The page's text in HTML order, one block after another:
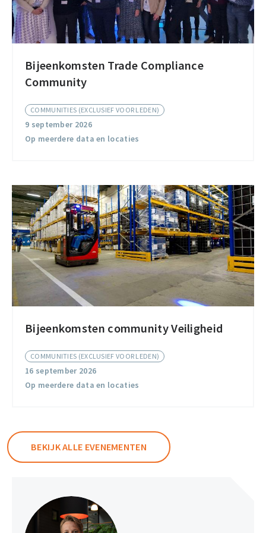
Bijeenkomsten Trade Compliance
Community
COMMUNITIES (EXCLUSIEF VOOR LEDEN)
9 september 2026
Op meerdere data en locaties
Bijeenkomsten
Trade
Community
Bijeenkomsten community Veiligheid
COMMUNITIES (EXCLUSIEF VOOR LEDEN)
16 september 2026
Op meerdere data en locaties
Bijeenkomsten
Veiligheid
BEKIJK ALLE EVENEMENTEN